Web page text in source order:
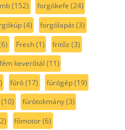
(152) forgókefe (24)
(4) forgólapát(3)
Fresh(1) fritőz (3)
fém keverőtál (11)
fúró(17) fúrógép(19)
(10) fúrótokmány(3)
főmotor(6)